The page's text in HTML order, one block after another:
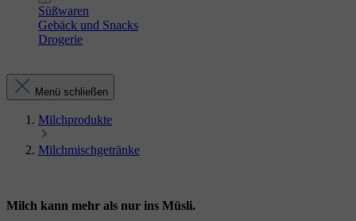
Süßwaren
Gebäck und Snacks
Drogerie
Menü schließen
Milchprodukte
Milchmischgetränke
Milch kann mehr als nur ins Müsli.